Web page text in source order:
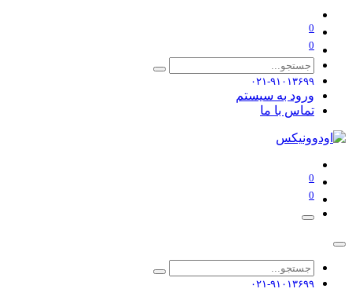
0
0
۰۲۱-۹۱۰۱۳۶۹۹
ورود به سیستم
تماس با ما
0
0
۰۲۱-۹۱۰۱۳۶۹۹